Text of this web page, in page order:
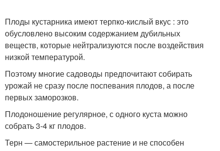
Плоды кустарника имеют терпко-кислый вкус : это
обусловлено высоким содержанием дубильных
веществ, которые нейтрализуются после воздействия
низкой температурой.
Поэтому многие садоводы предпочитают собирать
урожай не сразу после поспевания плодов, а после
первых заморозков.
Плодоношение регулярное, с одного куста можно
собрать 3-4 кг плодов.
Терн — самостерильное растение и не способен